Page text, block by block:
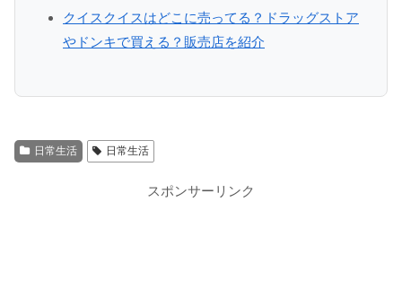
クイスクイスはどこに売ってる？ドラッグストア
やドンキで買える？販売店を紹介
日常生活 日常生活
スポンサーリンク